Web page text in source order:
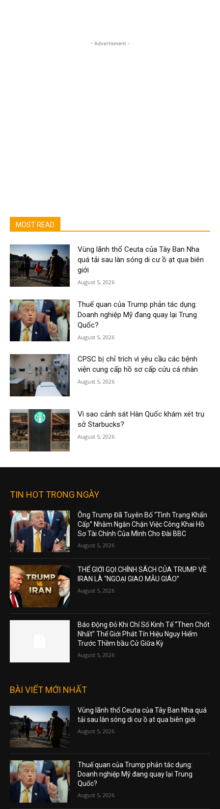
- Advertisment -
MOST READ
Vùng lãnh thổ Ceuta của Tây Ban Nha
quá tải sau làn sóng di cư ồ ạt qua biên
giới
August 5, 2026
Thuế quan của Trump phản tác dụng:
Doanh nghiệp Mỹ đang quay lại Trung
Quốc?
August 5, 2026
CPSC bị chỉ trích vì yêu cầu các bệnh
viện cung cấp hồ sơ cấp cứu cá nhân
August 5, 2026
Vì sao cảnh sát Hàn Quốc khám xét trụ
sở Starbucks?
August 5, 2026
TIN HOT TRONG NGÀY
Ông Trump Đã Tuyên Bố “Tình Trạng Khẩn
Cấp” Nhằm Ngăn Chặn Việc Công Khai Hồ
Sơ Tài Chính Của Mình Cho Đài BBC
August 5, 2026
THẾ GIỚI GỌI CHÍNH SÁCH CỦA TRUMP VỀ
IRAN LÀ “NGOẠI GIAO MẪU GIÁO”
August 5, 2026
Báo Động Đỏ Khi Chỉ Số Kinh Tế “Then Chốt
Nhất” Thế Giới Phát Tín Hiệu Nguy Hiểm
Trước Thềm bầu Cử Giữa Kỳ
August 5, 2026
BÀI VIẾT MỚI NHẤT
Vùng lãnh thổ Ceuta của Tây Ban Nha quá
tải sau làn sóng di cư ồ ạt qua biên giới
August 5, 2026
Thuế quan của Trump phản tác dụng:
Doanh nghiệp Mỹ đang quay lại Trung
Quốc?
August 5, 2026